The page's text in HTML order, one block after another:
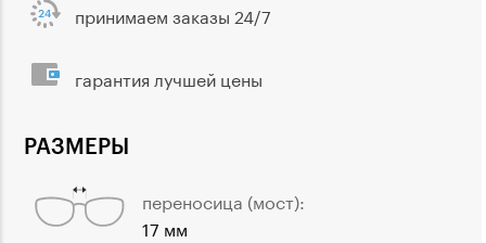
РАЗМЕРЫ
переносица (мост):
17 мм
принимаем заказы 24/7
гарантия лучшей цены